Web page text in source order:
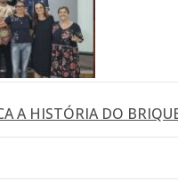
A HISTÓRIA DO